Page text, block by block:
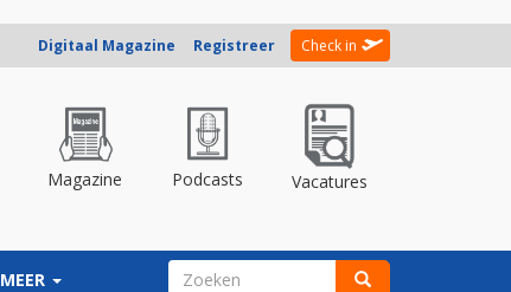
Digitaal Magazine Registreer Check in
Magazine Podcasts Vacatures
MEER ZOEKVELD